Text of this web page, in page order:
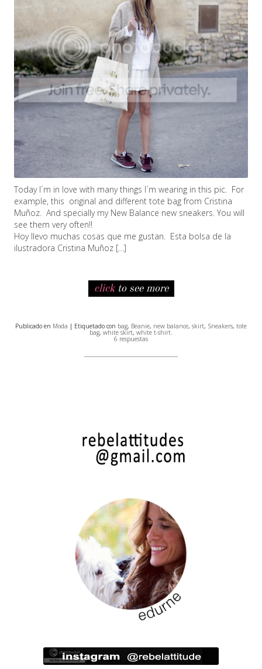
Today I´m in love with many things I´m wearing in this pic. For
example, this original and different tote bag from Cristina
Muñoz. And specially my New Balance new sneakers. You will
see them very often!!
Hoy llevo muchas cosas que me gustan. Esta bolsa de la
ilustradora Cristina Muñoz […]
clickto see more
Publicado en Moda | Etiquetado con bag, Beanie, new balance, skirt, Sneakers, tote
bag, white skirt, white t-shirt.
6 respuestas